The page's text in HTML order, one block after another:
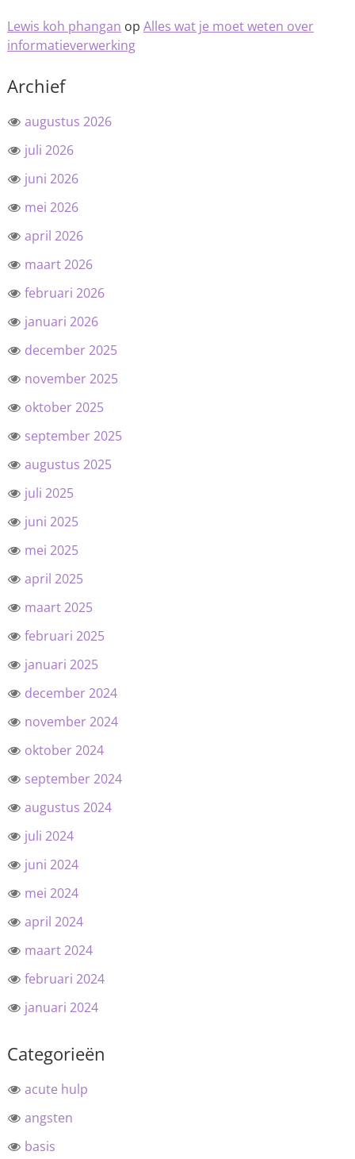
Lewis koh phangan op Alles wat je moet weten over
informatieverwerking
Archief
augustus 2026
juli 2026
juni 2026
mei 2026
april 2026
maart 2026
februari 2026
januari 2026
december 2025
november 2025
oktober 2025
september 2025
augustus 2025
juli 2025
juni 2025
mei 2025
april 2025
maart 2025
februari 2025
januari 2025
december 2024
november 2024
oktober 2024
september 2024
augustus 2024
juli 2024
juni 2024
mei 2024
april 2024
maart 2024
februari 2024
januari 2024
Categorieën
acute hulp
angsten
basis